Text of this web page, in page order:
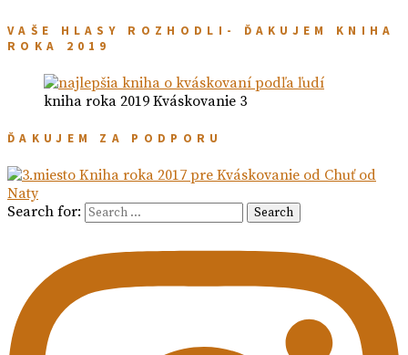
VAŠE HLASY ROZHODLI- ĎAKUJEM KNIHA
ROKA 2019
kniha roka 2019 Kváskovanie 3
ĎAKUJEM ZA PODPORU
Search for: Search